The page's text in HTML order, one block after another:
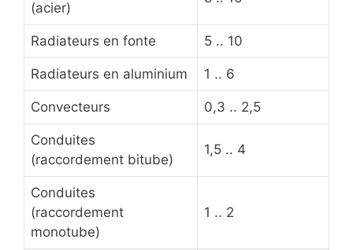
(acier)
Radiateurs en fonte 5 .. 10
Radiateurs en aluminium 1 .. 6
Convecteurs 0,3 .. 2,5
Conduites
(raccordement bitube)
1,5 .. 4
Conduites
(raccordement
monotube)
1 .. 2